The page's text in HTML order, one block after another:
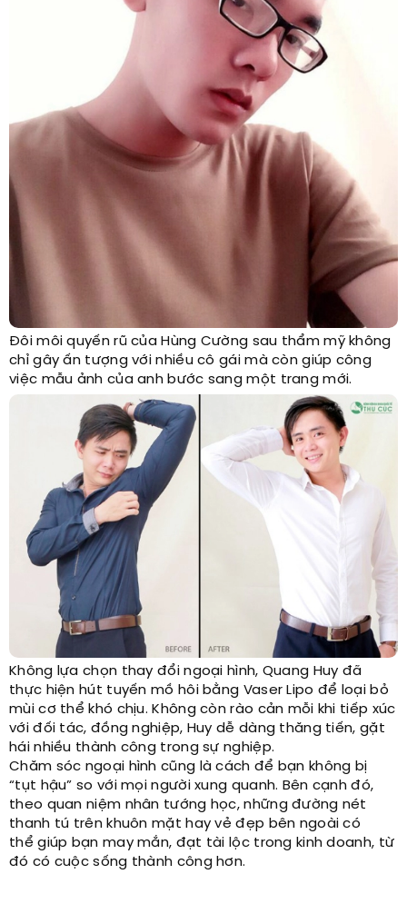
Đôi môi quyến rũ của Hùng Cường sau thẩm mỹ không
chỉ gây ấn tượng với nhiều cô gái mà còn giúp công
việc mẫu ảnh của anh bước sang một trang mới.
Không lựa chọn thay đổi ngoại hình, Quang Huy đã
thực hiện hút tuyến mồ hôi bằng Vaser Lipo để loại bỏ
mùi cơ thể khó chịu. Không còn rào cản mỗi khi tiếp xúc
với đối tác, đồng nghiệp, Huy dễ dàng thăng tiến, gặt
hái nhiều thành công trong sự nghiệp.
Chăm sóc ngoại hình cũng là cách để bạn không bị
“tụt hậu” so với mọi người xung quanh. Bên cạnh đó,
theo quan niệm nhân tướng học, những đường nét
thanh tú trên khuôn mặt hay vẻ đẹp bên ngoài có
thể giúp bạn may mắn, đạt tài lộc trong kinh doanh, từ
đó có cuộc sống thành công hơn.